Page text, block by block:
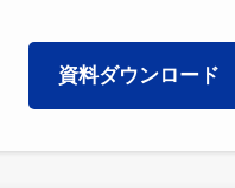
資料ダウンロード